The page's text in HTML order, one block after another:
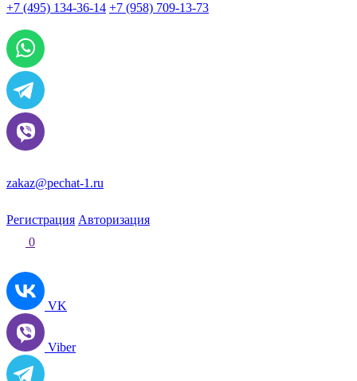
+7 (495) 134-36-14 +7 (958) 709-13-73
zakaz@pechat-1.ru
Регистрация Авторизация
0
VK
Viber